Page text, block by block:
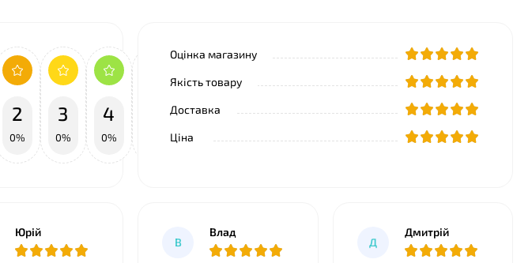
2
0%
3
0%
4
0%
Оцінка магазину
Якість товару
Доставка
Ціна
Юрій
В
Влад
Д
Дмитрiй